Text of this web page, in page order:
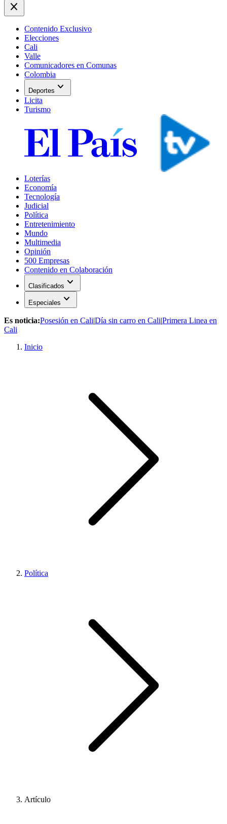
close
Contenido Exclusivo
Elecciones
Cali
Valle
Comunicadores en Comunas
Colombia
Deportes expand_more
Licita
Turismo
Loterías
Economía
Tecnología
Judicial
Política
Entretenimiento
Mundo
Multimedia
Opinión
500 Empresas
Contenido en Colaboración
Clasificados expand_more
Especiales expand_more
Es noticia:Posesión en Cali|Día sin carro en Cali|Primera Linea en
Cali
Inicio
Política
Artículo